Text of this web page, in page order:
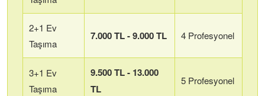
2+1 Ev
Taşıma
7.000 TL - 9.000 TL 4 Profesyonel
3+1 Ev
Taşıma
9.500 TL - 13.000
TL
5 Profesyonel